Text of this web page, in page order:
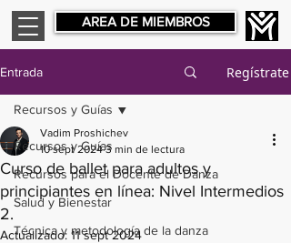
AREA DE MIEMBROS
Entrada Regístrate
Recursos y Guías
Recursos para el Docente de Danza
Salud y Bienestar
Técnica y metodología de la danza
Recursos y Guías
Curso de ballet para adultos y
principiantes en línea: Nivel Intermedios
2.
Vadim Proshichev
10 sept 2024 3 min de lectura
Actualizado: 11 sept 2024